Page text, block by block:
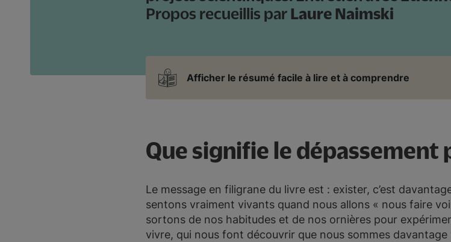
Propos recueillis par Laure Naimski
Afficher le résumé facile à lire et à comprendre
Que signifie le dépassement
Le message en filigrane du livre est : exister, c’est
sentons vraiment vivants quand nous allons « nous faire
sortons de nos habitudes et de nos ornières pour
vivre, qui nous font découvrir que nous sommes davantage